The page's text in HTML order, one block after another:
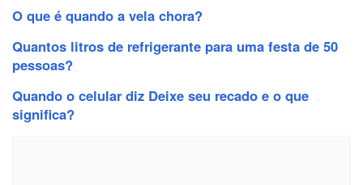
O que é quando a vela chora?
Quantos litros de refrigerante para uma festa de 50
pessoas?
Quando o celular diz Deixe seu recado e o que
significa?